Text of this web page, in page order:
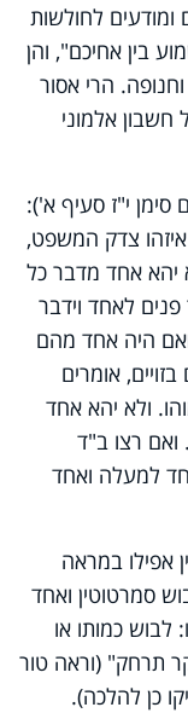
לחולשות
בין אחיכם", והן
הרי אסור
אלמוני
סימן י"ז סעיף א'):
צדק המשפט,
יהא אחד מדבר כל
לאחד וידבר
ואם היה אחד מהם
אומרים
ולא יהא אחד
ואם רצו ב"ד
למעלה ואחד
אפילו במראה
סמרטוטין ואחד
כמותו או
תרחק" (וראה טור
כן להלכה).